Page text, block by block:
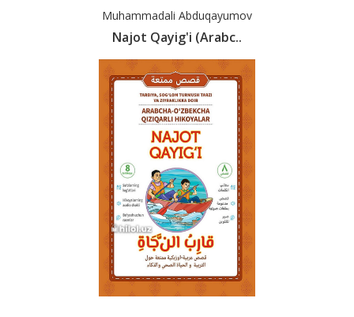
Muhammadali Abduqayumov
Najot Qayig'i (arabc..